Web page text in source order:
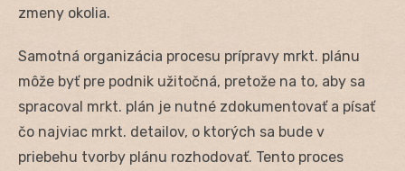
zmeny okolia.
Samotná organizácia procesu prípravy mrkt. plánu
môže byť pre podnik užitočná, pretože na to, aby sa
spracoval mrkt. plán je nutné zdokumentovať a písať
čo najviac mrkt. detailov, o ktorých sa bude v
priebehu tvorby plánu rozhodovať. Tento proces